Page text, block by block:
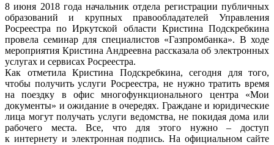
8 июня 2018 года начальник отдела регистрации публичных
образований и крупных правообладателей Управления
Росреестра по Иркутской области Кристина Подскребкина
провела семинар для специалистов «Газпромбанка». В ходе
мероприятия Кристина Андреевна рассказала об электронных
услугах и сервисах Росреестра.
Как отметила Кристина Подскребкина, сегодня для того,
чтобы получить услуги Росреестра, не нужно тратить время
на поездку в офис многофункционального центра «Мои
документы» и ожидание в очередях. Граждане и юридические
лица могут получать услуги ведомства, не покидая дома или
рабочего места. Все, что для этого нужно – доступ
к интернету и электронная подпись. На официальном сайте